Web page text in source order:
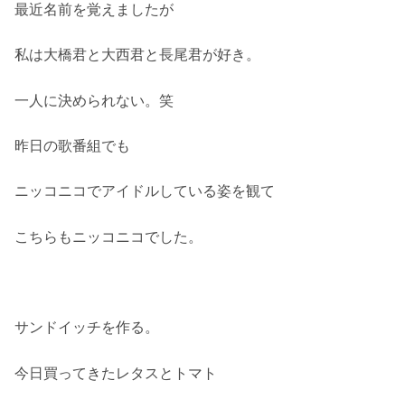
最近名前を覚えましたが
私は大橋君と大西君と長尾君が好き。
一人に決められない。笑
昨日の歌番組でも
ニッコニコでアイドルしている姿を観て
こちらもニッコニコでした。
サンドイッチを作る。
今日買ってきたレタスとトマト